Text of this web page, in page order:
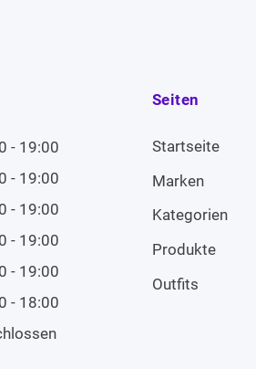
- 19:00
- 19:00
- 19:00
- 19:00
- 19:00
- 18:00
Seiten
Startseite
Marken
Kategorien
Produkte
Outfits